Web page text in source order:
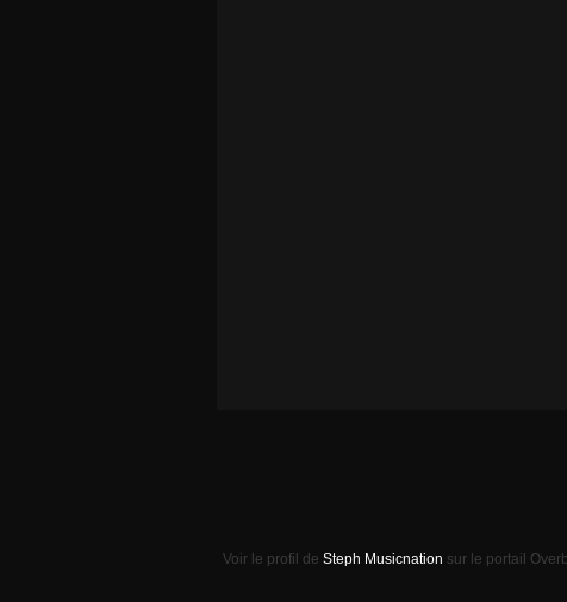
Voir le profil de Steph Musicnation sur le portail